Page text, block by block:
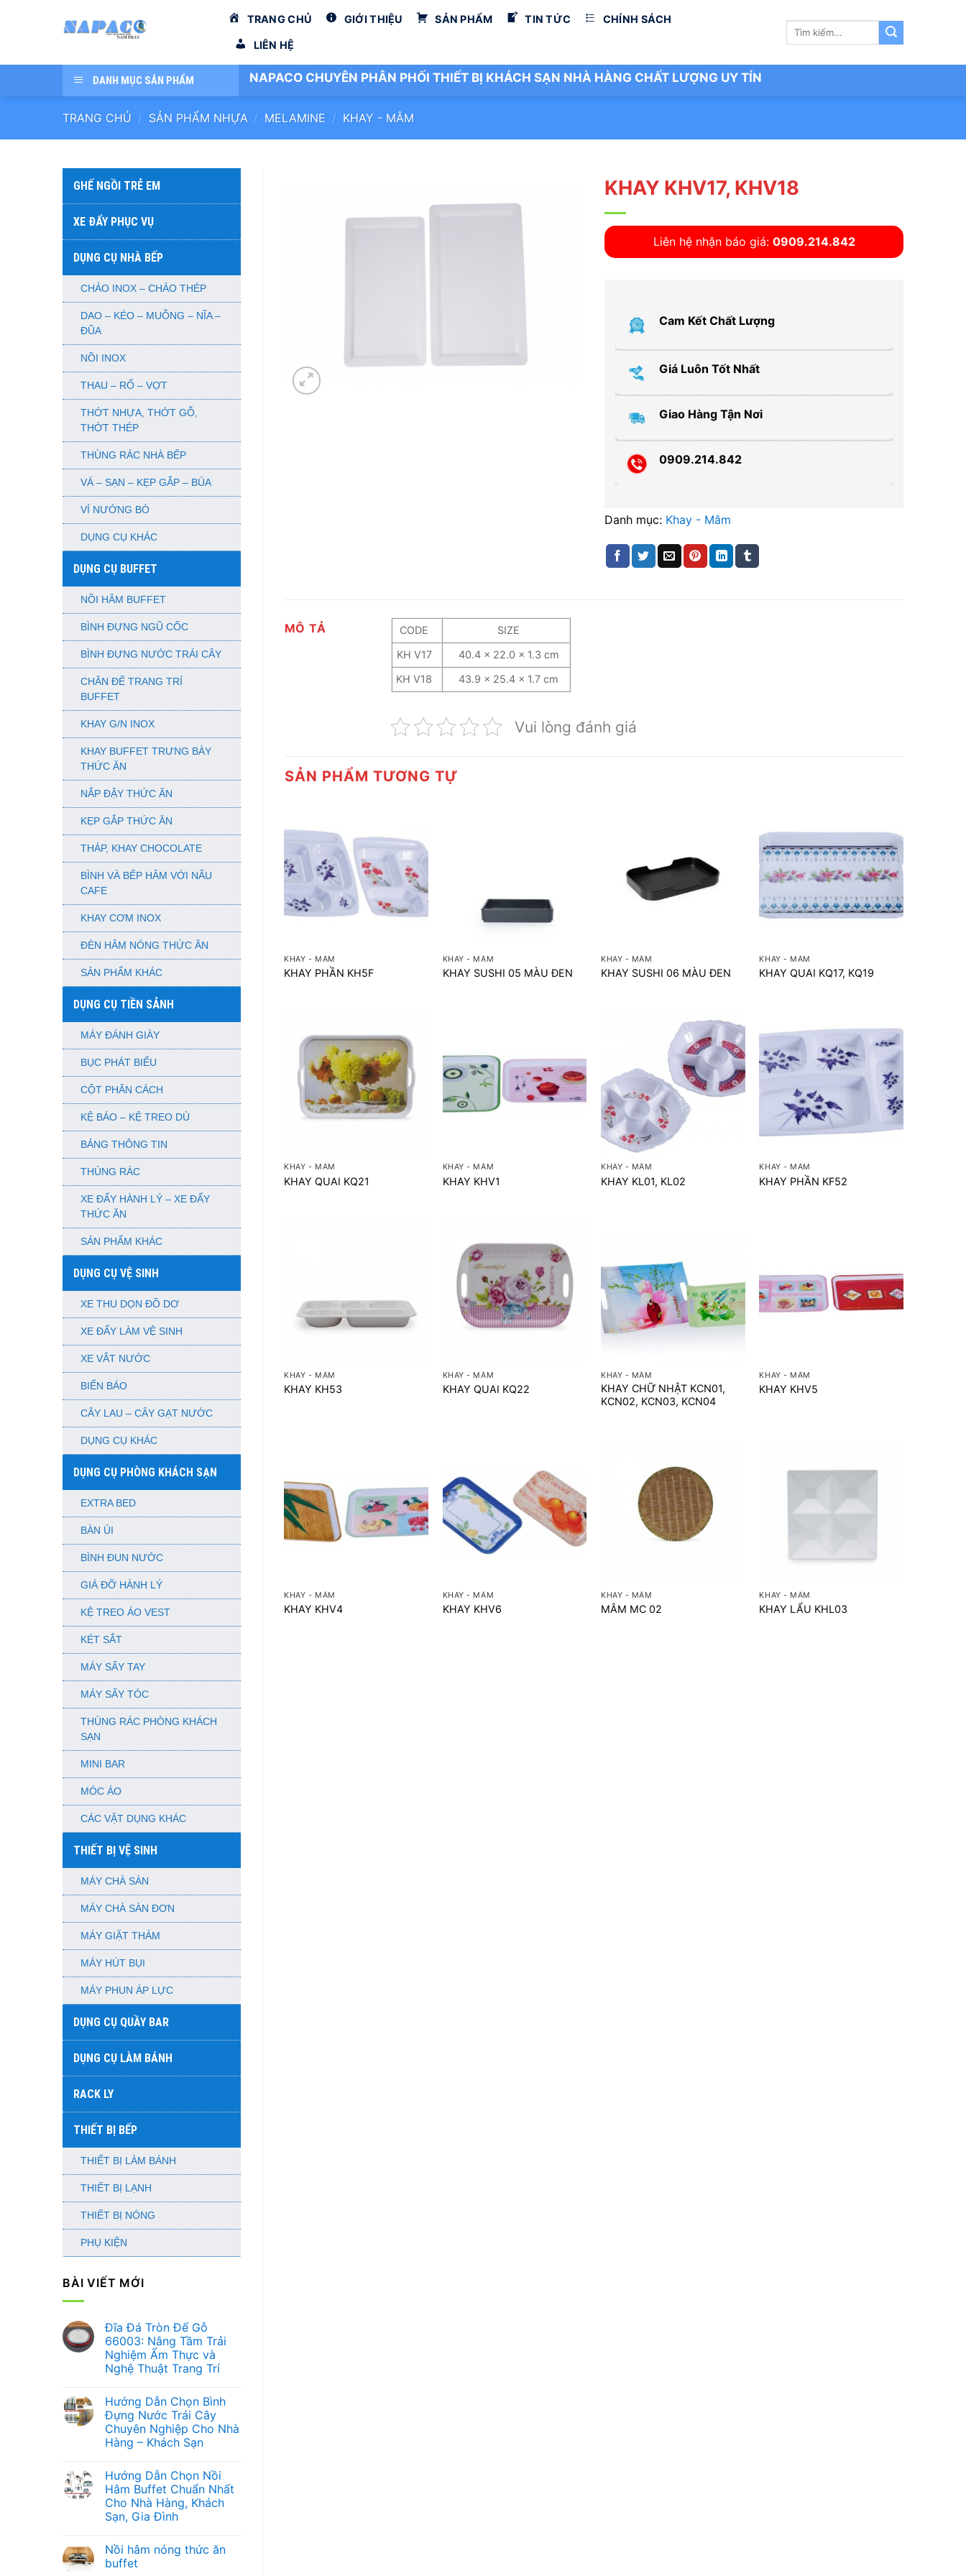
dung
TRANG CHỦ GIỚI THIỆU SẢN PHẨM TIN TỨC CHÍNH SÁCH
LIÊN HỆ
Tìm
DANH MỤC SẢN PHẨM NAPACO CHUYÊN PHÂN PHỐI THIẾT BỊ KHÁCH SẠN NHÀ HÀNG CHẤT LƯỢNG UY TÍN
TRANG CHỦ / SẢN PHẨM NHỰA / MELAMINE / KHAY - MÂM
GHẾ NGỒI TRẺ EM
XE ĐẨY PHỤC VỤ
DỤNG CỤ NHÀ BẾP
CHẢO INOX – CHẢO THÉP
DAO – KÉO – MUỖNG – NĨA –
ĐŨA
NỒI INOX
THAU – RỔ – VỢT
THỚT NHỰA, THỚT GỖ,
THỚT THÉP
THÙNG RÁC NHÀ BẾP
VÁ – SẠN – KẸP GẮP – BÚA
VỈ NƯỚNG BÒ
DỤNG CỤ KHÁC
DỤNG CỤ BUFFET
NỒI HÂM BUFFET
BÌNH ĐỰNG NGŨ CỐC
BÌNH ĐỰNG NƯỚC TRÁI CÂY
CHÂN ĐẾ TRANG TRÍ
BUFFET
KHAY G/N INOX
KHAY BUFFET TRƯNG BÀY
THỨC ĂN
NẮP ĐẬY THỨC ĂN
KẸP GẮP THỨC ĂN
THÁP, KHAY CHOCOLATE
BÌNH VÀ BẾP HÂM VỚI NẤU
CAFE
KHAY CƠM INOX
ĐÈN HÂM NÓNG THỨC ĂN
SẢN PHẨM KHÁC
DỤNG CỤ TIỀN SẢNH
MÁY ĐÁNH GIÀY
BỤC PHÁT BIỂU
CỘT PHÂN CÁCH
KỆ BÁO – KỆ TREO DÙ
BẢNG THÔNG TIN
THÙNG RÁC
XE ĐẨY HÀNH LÝ – XE ĐẨY
THỨC ĂN
SẢN PHẨM KHÁC
DỤNG CỤ VỆ SINH
XE THU DỌN ĐỒ DƠ
XE ĐẨY LÀM VỆ SINH
XE VẮT NƯỚC
BIỂN BÁO
CÂY LAU – CÂY GẠT NƯỚC
DỤNG CỤ KHÁC
DỤNG CỤ PHÒNG KHÁCH SẠN
EXTRA BED
BÀN ỦI
BÌNH ĐUN NƯỚC
GIÁ ĐỠ HÀNH LÝ
KỆ TREO ÁO VEST
KÉT SẮT
MÁY SẤY TAY
MÁY SẤY TÓC
THÙNG RÁC PHÒNG KHÁCH
SẠN
MINI BAR
MÓC ÁO
CÁC VẬT DỤNG KHÁC
THIẾT BỊ VỆ SINH
MÁY CHÀ SÀN
MÁY CHÀ SÀN ĐƠN
MÁY GIẶT THẢM
MÁY HÚT BỤI
MÁY PHUN ÁP LỰC
DỤNG CỤ QUẦY BAR
DỤNG CỤ LÀM BÁNH
RACK LY
THIẾT BỊ BẾP
THIẾT BỊ LÀM BÁNH
THIẾT BỊ LẠNH
THIẾT BỊ NÓNG
PHỤ KIỆN
BÀI VIẾT MỚI
Đĩa Đá Tròn Đế Gỗ
66003: Nâng Tầm Trải
Nghiệm Ẩm Thực và
Nghệ Thuật Trang Trí
bình
luận
ở
Đĩa
Đá
Tròn
66003:
Nâng
Tầm
Trải
Nghiệm
Ẩm
Nghệ
Thuật
Trang
Hướng Dẫn Chọn Bình
Đựng Nước Trái Cây
Chuyên Nghiệp Cho Nhà
Hàng – Khách Sạn
bình
luận
ở
Hướng
Dẫn
Chọn
Nước
Trái
Cây
Hướng Dẫn Chọn Nồi
Hâm Buffet Chuẩn Nhất
Cho Nhà Hàng, Khách
Sạn, Gia Đình
bình
luận
ở
Nồi hâm nóng thức ăn
buffet
KHAY KHV17, KHV18
Liên hệ nhận báo giá: 0909.214.842
Cam Kết Chất Lượng
Giá Luôn Tốt Nhất
Giao Hàng Tận Nơi
0909.214.842
Danh mục: Khay - Mâm
MÔ TẢ CODE
SIZE
KH V17
40.4 x 22.0 x 1.3 cm
KH V18
43.9 x 25.4 x 1.7 cm
Vui lòng đánh giá
SẢN PHẨM TƯƠNG TỰ
KHAY - MÂM
KHAY PHẦN KH5F
KHAY - MÂM
KHAY SUSHI 05 MÀU ĐEN
KHAY - MÂM
KHAY SUSHI 06 MÀU ĐEN
KHAY - MÂM
KHAY QUAI KQ17, KQ19
KHAY - MÂM
KHAY QUAI KQ21
KHAY - MÂM
KHAY KHV1
+
KHAY - MÂM
KHAY KL01, KL02
KHAY - MÂM
KHAY PHẦN KF52
KHAY - MÂM
KHAY KH53
KHAY - MÂM
KHAY QUAI KQ22
KHAY - MÂM
KHAY CHỮ NHẬT KCN01,
KCN02, KCN03, KCN04
KHAY - MÂM
KHAY KHV5
KHAY - MÂM
KHAY KHV4
KHAY - MÂM
KHAY KHV6
KHAY - MÂM
MÂM MC 02
KHAY - MÂM
KHAY LẨU KHL03